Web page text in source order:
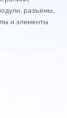
разъёмы,
и элементы